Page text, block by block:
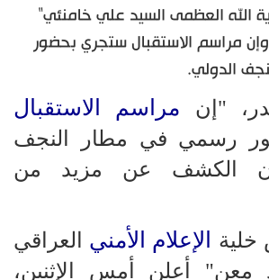
الله العظمى السيد علي خامنئي"
وإن مراسم الاستقبال ستجري بحضور
الدولي.
"إن مراسم الاستقبال
رسمي في مطار النجف
الكشف عن مزيد من
خلية
الإعلام الأمني العراقي
معن" أعلن أمس الإثنين،